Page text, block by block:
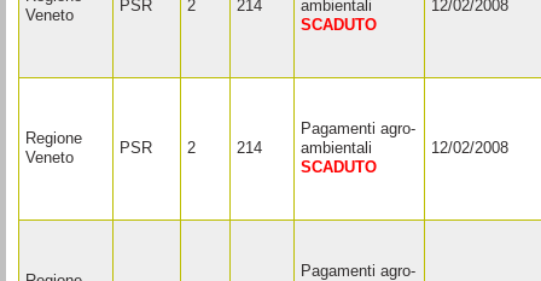
Veneto
PSR 2 214
ambientali
SCADUTO
12/02/2008
Regione
Veneto
PSR 2 214
Pagamenti agro-
ambientali
SCADUTO
12/02/2008
Pagamenti agro-